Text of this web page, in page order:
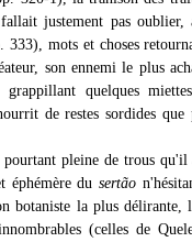
justement pas oublier,
mots et choses
son ennemi le plus
quelques
de restes sordides
pourtant pleine de trous
éphémère dusertão
botaniste la plus
(celles de